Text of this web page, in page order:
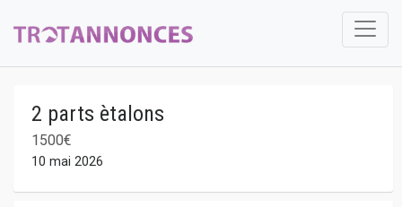
2 parts ètalons
1500€
10 mai 2026